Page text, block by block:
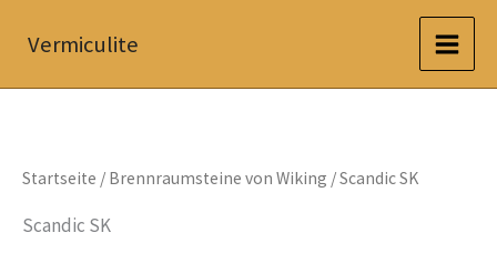
InhaltVermiculite
Startseite / Brennraumsteine von Wiking / Scandic SK
Scandic SK